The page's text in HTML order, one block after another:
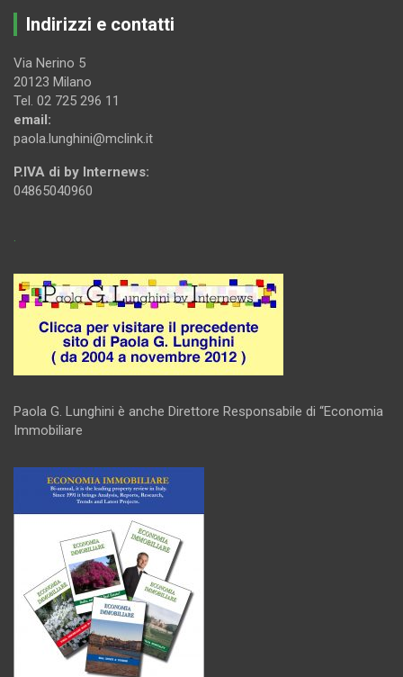
Indirizzi e contatti
Via Nerino 5
20123 Milano
Tel. 02 725 296 11
email:
paola.lunghini@mclink.it
P.IVA di by Internews:
04865040960
.
Paola G. Lunghini è anche Direttore Responsabile di “Economia
Immobiliare